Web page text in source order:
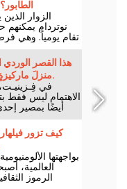
الزوار
نوتردام يمكنهم
تقام يومياً. وهي
الهدف الأساسي
هذا القصر
منزلَ ماركيزةٍ غريبة الأطوار من عصر البيل إيبوك.
في
الاهتمام ليس
أيضًا بمصير
كاساتّي، شخصية غريبة الأطوار من العصر البِيل إيبوك.
كيف تزور
بواجهتها
العالمية،
الرموز